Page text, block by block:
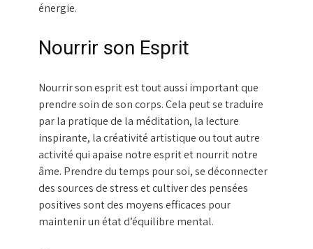
énergie.
Nourrir son Esprit
Nourrir son esprit est tout aussi important que
prendre soin de son corps. Cela peut se traduire
par la pratique de la méditation, la lecture
inspirante, la créativité artistique ou tout autre
activité qui apaise notre esprit et nourrit notre
âme. Prendre du temps pour soi, se déconnecter
des sources de stress et cultiver des pensées
positives sont des moyens efficaces pour
maintenir un état d’équilibre mental.